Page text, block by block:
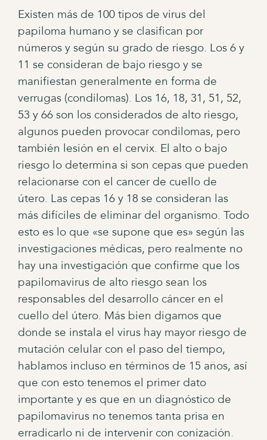
Existen más de 100 tipos de virus del
papiloma humano y se clasifican por
números y según su grado de riesgo. Los 6 y
11 se consideran de bajo riesgo y se
manifiestan generalmente en forma de
verrugas (condilomas). Los 16, 18, 31, 51, 52,
53 y 66 son los considerados de alto riesgo,
algunos pueden provocar condilomas, pero
también lesión en el cervix. El alto o bajo
riesgo lo determina si son cepas que pueden
relacionarse con el cancer de cuello de
útero. Las cepas 16 y 18 se consideran las
más difíciles de eliminar del organismo. Todo
esto es lo que «se supone que es» según las
investigaciones médicas, pero realmente no
hay una investigación que confirme que los
papilomavirus de alto riesgo sean los
responsables del desarrollo cáncer en el
cuello del útero. Más bien digamos que
donde se instala el virus hay mayor riesgo de
mutación celular con el paso del tiempo,
hablamos incluso en términos de 15 años, así
que con esto tenemos el primer dato
importante y es que en un diagnóstico de
papilomavirus no tenemos tanta prisa en
erradicarlo ni de intervenir con conización.